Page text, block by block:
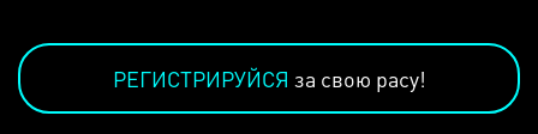
РЕГИСТРИРУЙСЯ за свою расу!